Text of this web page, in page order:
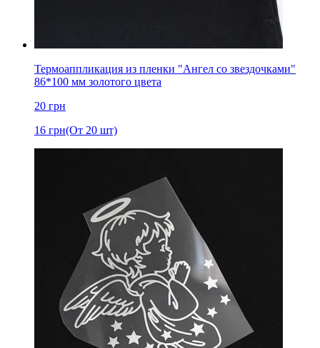
Термоаппликация из пленки "Ангел со звездочками"
86*100 мм золотого цвета
20 грн
16 грн(От 20 шт)